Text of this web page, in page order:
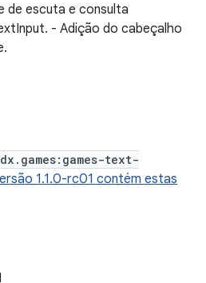
de escuta e consulta
- Adição do cabeçalho
text-
1.1.0-rc01 contém estas